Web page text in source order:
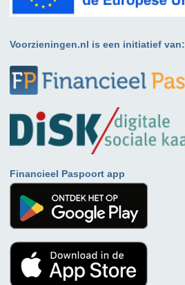
Voorzieningen.nl is een initiatief van:
Financieel Paspoort app